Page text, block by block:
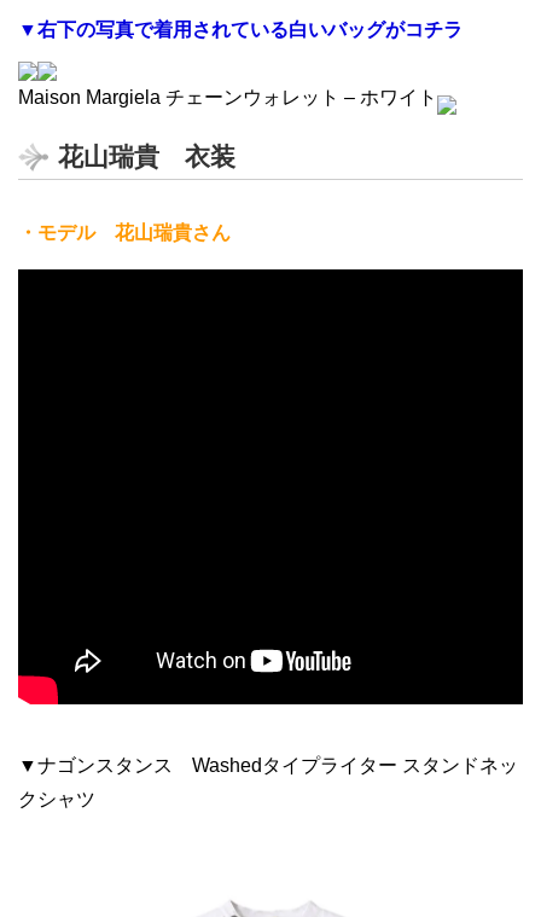
▼右下の写真で着用されている白いバッグがコチラ
Maison Margiela チェーンウォレット – ホワイト
花山瑞貴 衣装
・モデル 花山瑞貴さん
▼ナゴンスタンス Washedタイプライター スタンドネッ
クシャツ